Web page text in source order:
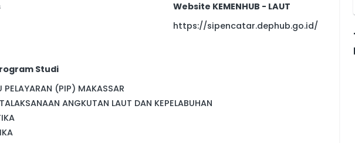
Website KEMENHUB - LAUT
https://sipencatar.dephub.go.id/
Studi
PELAYARAN (PIP) MAKASSAR
ANGKUTAN LAUT DAN KEPELABUHAN